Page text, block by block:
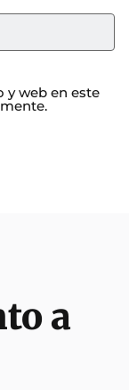
y web en este
a